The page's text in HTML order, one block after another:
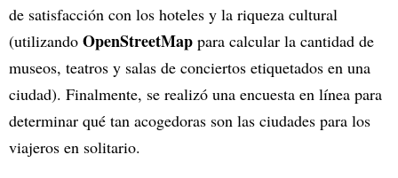
de satisfacción con los hoteles y la riqueza cultural
(utilizando OpenStreetMap para calcular la cantidad de
museos, teatros y salas de conciertos etiquetados en una
ciudad). Finalmente, se realizó una encuesta en línea para
determinar qué tan acogedoras son las ciudades para los
viajeros en solitario.